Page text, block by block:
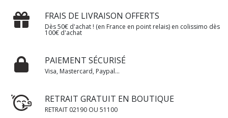
FRAIS DE LIVRAISON OFFERTS
Dès 50€ d'achat ! (en France en point relais) en colissimo dès
100€ d'achat
PAIEMENT SÉCURISÉ
Visa, Mastercard, Paypal...
RETRAIT GRATUIT EN BOUTIQUE
RETRAIT 02190 OU 51100